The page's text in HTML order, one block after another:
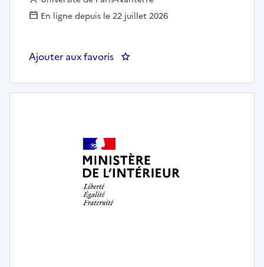
En ligne depuis le 22 juillet 2026
Ajouter aux favoris : Gestionnaire pôle pensions